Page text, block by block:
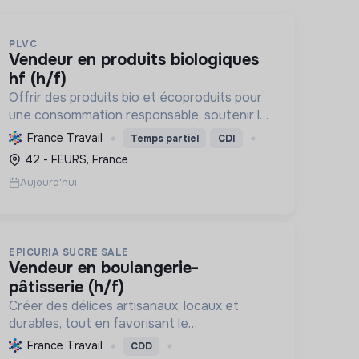
PLVC
vendeur en produits biologiques
hf (h/f)
Offrir des produits bio et écoproduits pour
une consommation responsable, soutenir la
filière bio et la solidarité, en limitant notre
impact environnemental.
France Travail Temps partiel CDI
42 - FEURS, France
Aujourd'hui
EPICURIA SUCRE SALE
vendeur en boulangerie-
pâtisserie (h/f)
Créer des délices artisanaux, locaux et
durables, tout en favorisant le
développement local et l'emploi, pour une
France Travail CDD